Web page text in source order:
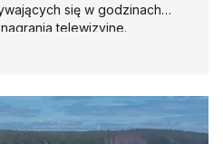
się w godzinach
telewizyjne.